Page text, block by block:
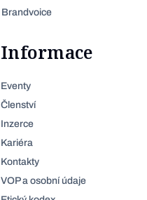
Brandvoice
Informace
Eventy
Členství
Inzerce
Kariéra
Kontakty
VOP a osobní údaje